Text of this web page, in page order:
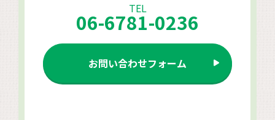
TEL
06-6781-0236
お問い合わせフォーム